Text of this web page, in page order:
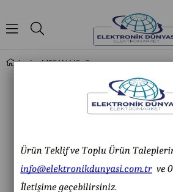
MESAN MS 5811.1.24VAC/DC Ø70 Xenon Çakar 2 Ses Borulu Elektronik Siren Duvar Montaj